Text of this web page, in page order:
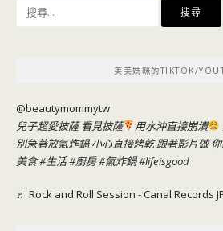
美美媽咪的TIKTOK/
@beautymommytw
兒子超愛披薩 看見披薩
用水沖直接崩潰
別急著放氣炸鍋 小心直接烤乾 跟著影片做
美食#生活#廚房#氣炸鍋#lifeisgood
♬ Rock and Roll Session - Canal Records